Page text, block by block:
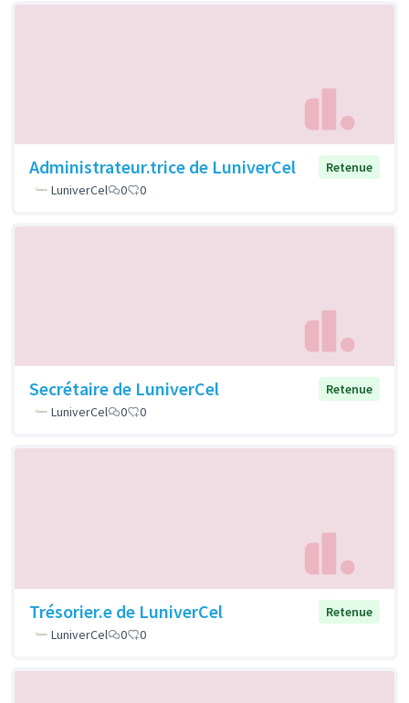
Administrateur.trice de LuniverCel
Retenue
LuniverCel
0 0
Secrétaire de LuniverCel
Retenue
LuniverCel
0 0
Trésorier.e de LuniverCel
Retenue
LuniverCel
0 0